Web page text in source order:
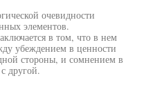
очевидности
элементов.
в том, что в нем
убеждением в ценности
стороны, и сомнением в
другой.